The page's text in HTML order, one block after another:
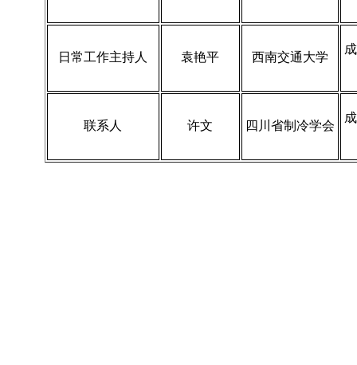
日常工作主持人 袁艳平 西南交通大学
联系人 许文 四川省制冷学会